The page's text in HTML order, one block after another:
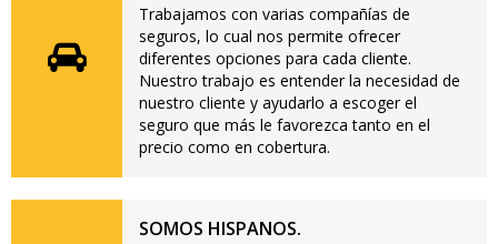
Trabajamos con varias compañías de
seguros, lo cual nos permite ofrecer
diferentes opciones para cada cliente.
Nuestro trabajo es entender la necesidad de
nuestro cliente y ayudarlo a escoger el
seguro que más le favorezca tanto en el
precio como en cobertura.
SOMOS HISPANOS.